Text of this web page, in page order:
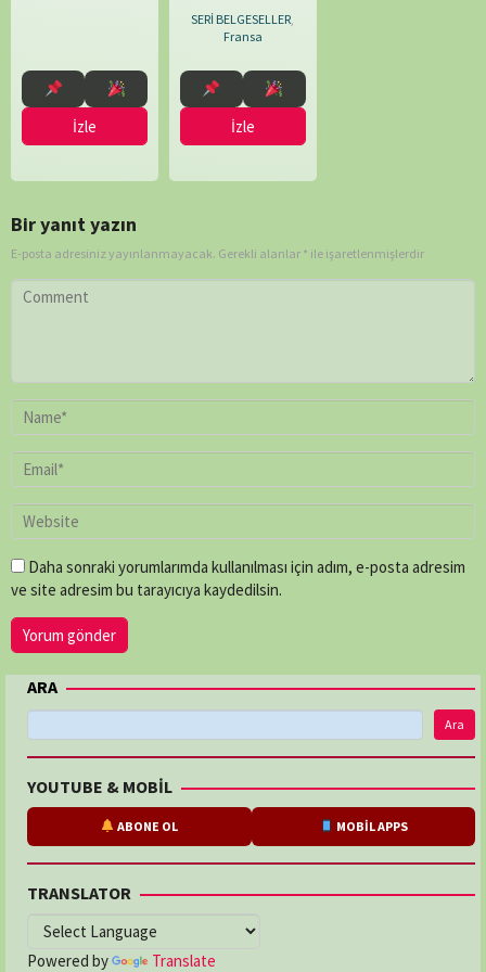
İzle
SERİ BELGESELLER
Fransa
İzle
Bir yanıt yazın
E-posta adresiniz yayınlanmayacak. Gerekli alanlar * ile işaretlenmişlerdir
Daha sonraki yorumlarımda kullanılması için adım, e-posta adresim
ve site adresim bu tarayıcıya kaydedilsin.
ARA
Ara
YOUTUBE & MOBİL
ABONE OL MOBİL APPS
TRANSLATOR
Powered by Translate